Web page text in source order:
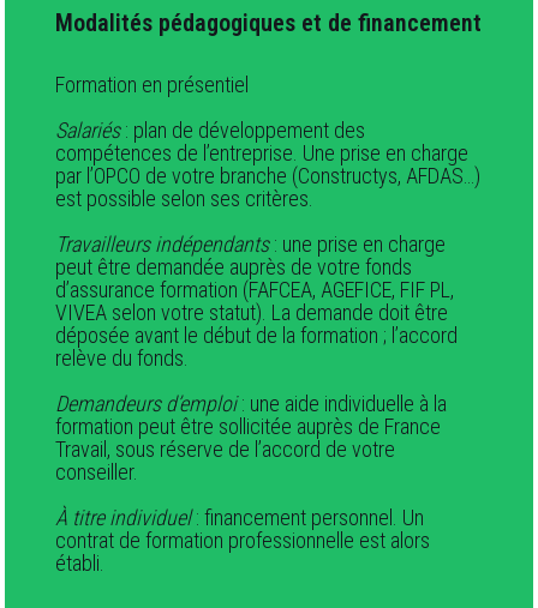
Modalités pédagogiques et de financement
Formation en présentiel
Salariés: plan de développement des
compétences de l’entreprise. Une prise en charge
par l’OPCO de votre branche (Constructys, AFDAS…)
est possible selon ses critères.
Travailleurs indépendants: une prise en charge
peut être demandée auprès de votre fonds
d’assurance formation (FAFCEA, AGEFICE, FIF PL,
VIVEA selon votre statut). La demande doit être
déposée avant le début de la formation ; l’accord
relève du fonds.
Demandeurs d’emploi: une aide individuelle à la
formation peut être sollicitée auprès de France
Travail, sous réserve de l’accord de votre
conseiller.
À titre individuel: financement personnel. Un
contrat de formation professionnelle est alors
établi.